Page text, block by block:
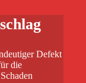
Defekt
die